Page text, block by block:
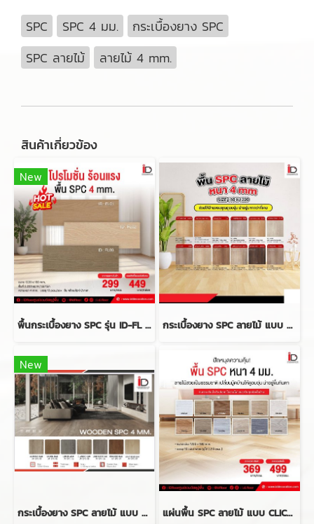
SPC SPC 4 มม.
กระเบื้องยาง SPC
SPC ลายไม้
ลายไม้ 4 mm.
สินค้าเกี่ยวข้อง
New
พื้นกระเบื้องยาง SPC รุ่น ID-FL ความหนา 4 mm. กระเบื้องยาง SPC ลายไม้ แบบ CLICK LOCK รุ่น LT COTTO ความหนา 4 mm.
New
กระเบื้องยาง SPC ลายไม้ แบบ CLICK LOCK รุ่น WOODEN SPC ความหนา 4 mm. แผ่นพื้น SPC ลายไม้ แบบ CLICK LOCK หนา 4 mm. รุ่น VN